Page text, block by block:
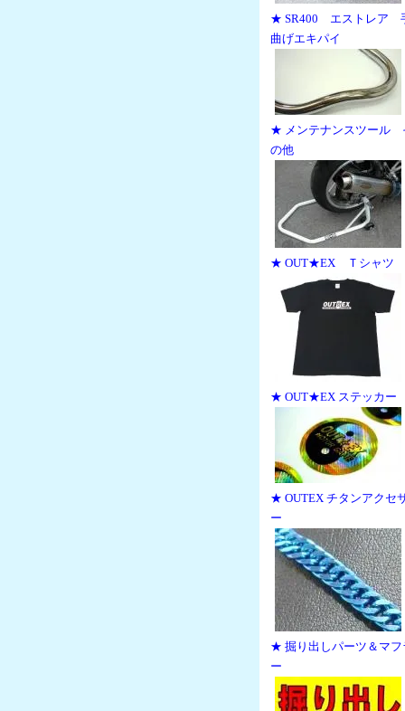
★ SR400 エストレア
曲げエキパイ
★ メンテナンスツール
の他
★ OUT★EX Ｔシャツ
★ OUT★EX ステッカー
★ OUTEX チタンアクセ
ー
★ 掘り出しパーツ＆マフ
ー